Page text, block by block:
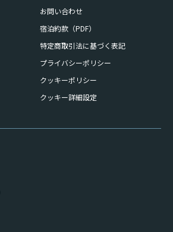
お問い合わせ
宿泊約款（PDF）
特定商取引法に基づく表記
プライバシーポリシー
クッキーポリシー
クッキー詳細設定